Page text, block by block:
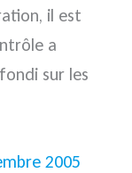
il est
a
sur les
2005